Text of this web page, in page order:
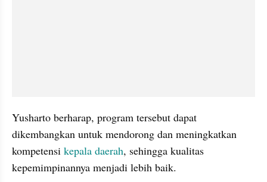
Yusharto berharap, program tersebut dapat
dikembangkan untuk mendorong dan meningkatkan
kompetensi kepala daerah, sehingga kualitas
kepemimpinannya menjadi lebih baik.